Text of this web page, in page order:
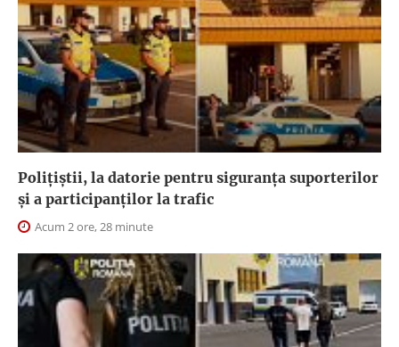
Polițiștii, la datorie pentru siguranța suporterilor
și a participanților la trafic
Acum 2 ore, 28 minute